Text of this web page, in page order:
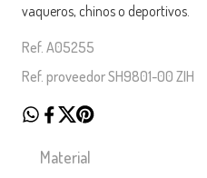
vaqueros, chinos o deportivos.
Ref. A05255
Ref. proveedor SH9801-00 ZIH
Material